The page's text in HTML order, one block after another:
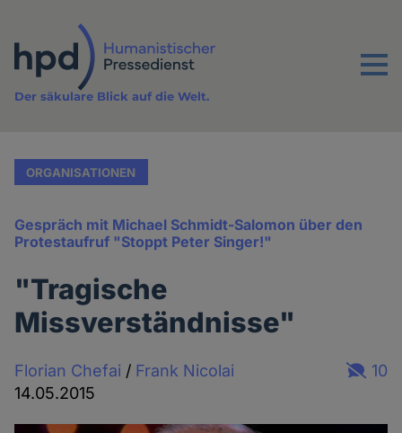
Inhalt
Menu
Der säkulare Blick auf die Welt.
ORGANISATIONEN
Gespräch mit Michael Schmidt-Salomon über den
Protestaufruf "Stoppt Peter Singer!"
"Tragische
Missverständnisse"
Florian Chefai / Frank Nicolai
14.05.2015
10